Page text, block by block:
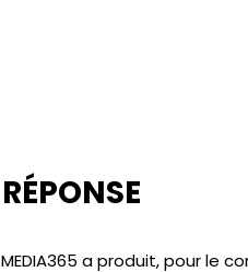
RÉPONSE
MEDIA365 a produit, pour le